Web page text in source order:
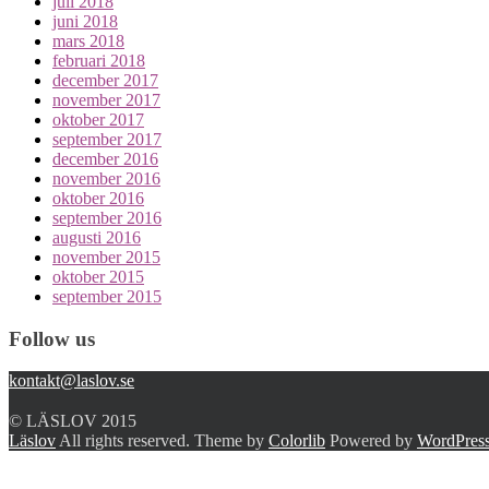
juni 2018
mars 2018
februari 2018
december 2017
november 2017
oktober 2017
september 2017
december 2016
november 2016
oktober 2016
september 2016
augusti 2016
november 2015
oktober 2015
september 2015
Follow us
kontakt@laslov.se
© LÄSLOV 2015
Läslov All rights reserved. Theme by Colorlib Powered by